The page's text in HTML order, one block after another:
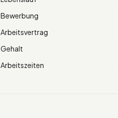
Bewerbung
Arbeitsvertrag
Gehalt
Arbeitszeiten